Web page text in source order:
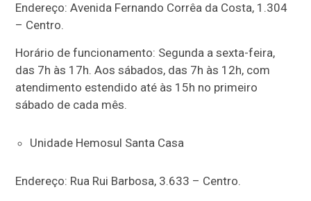
Endereço: Avenida Fernando Corrêa da Costa, 1.304
– Centro.
Horário de funcionamento: Segunda a sexta-feira,
das 7h às 17h. Aos sábados, das 7h às 12h, com
atendimento estendido até às 15h no primeiro
sábado de cada mês.
Unidade Hemosul Santa Casa
Endereço: Rua Rui Barbosa, 3.633 – Centro.